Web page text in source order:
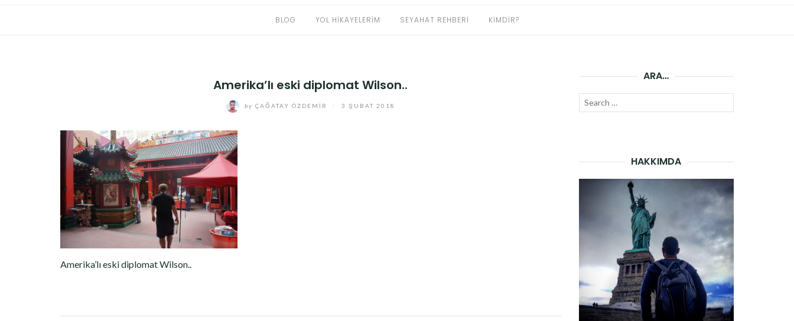
BLOG YOL HIKAYELERIM SEYAHAT REHBERI KIMDIR?
Amerika’lı eski diplomat Wilson..
by ÇAĞATAY ÖZDEMIR 3 ŞUBAT 2018
Amerika’lı eski diplomat Wilson..
ARA…
Search
HAKKIMDA